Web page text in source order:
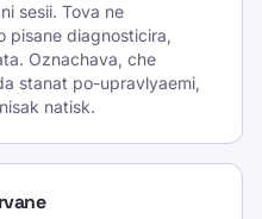
sesii. Tova ne
pisane diagnosticira,
Oznachava, che
stanat po-upravlyaemi,
natisk.